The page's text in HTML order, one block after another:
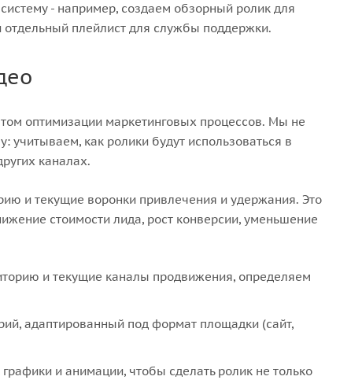
- например, создаем обзорный ролик для
плейлист для службы поддержки.
оптимизации маркетинговых процессов. Мы не
как ролики будут использоваться в
каналах.
и текущие воронки привлечения и удержания. Это
стоимости лида, рост конверсии, уменьшение
и текущие каналы продвижения, определяем
адаптированный под формат площадки (сайт,
и анимации, чтобы сделать ролик не только